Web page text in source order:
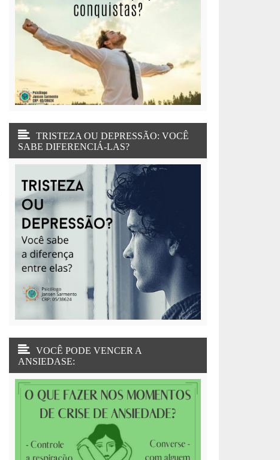
TRISTEZA OU DEPRESSÃO: VOCÊ
SABE DIFERENCIÁ-LAS?
VOCÊ PODE VENCER A
ANSIEDASE: